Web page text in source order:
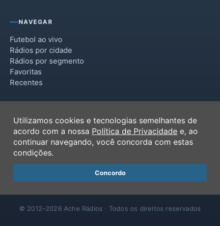
NAVEGAR
Futebol ao vivo
Rádios por cidade
Rádios por segmento
Favoritas
Recentes
Termos de Uso
Política de Privacidade
Ferramentas
Contato
© 2012–2026 Ache Rádios · Todos os direitos reservados
Utilizamos cookies e tecnologias semelhantes de
acordo com a nossa Política de Privacidade e, ao
continuar navegando, você concorda com estas
condições.
Concordo